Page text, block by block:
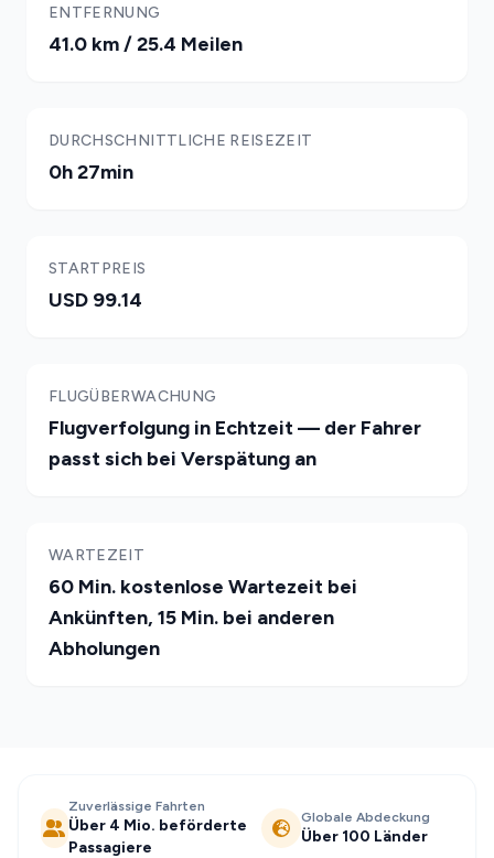
ENTFERNUNG
41.0 km / 25.4 Meilen
DURCHSCHNITTLICHE REISEZEIT
0h 27min
STARTPREIS
USD 99.14
FLUGÜBERWACHUNG
Flugverfolgung in Echtzeit — der Fahrer
passt sich bei Verspätung an
WARTEZEIT
60 Min. kostenlose Wartezeit bei
Ankünften, 15 Min. bei anderen
Abholungen
Zuverlässige Fahrten
Über 4 Mio. beförderte
Passagiere
Globale Abdeckung
Über 100 Länder